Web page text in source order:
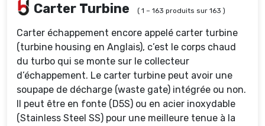
Carter Turbine ( 1 – 163 produits sur 163 )
Carter échappement encore appelé carter turbine
(turbine housing en Anglais), c’est le corps chaud
du turbo qui se monte sur le collecteur
d’échappement. Le carter turbine peut avoir une
soupape de décharge (waste gate) intégrée ou non.
Il peut être en fonte (D5S) ou en acier inoxydable
(Stainless Steel SS) pour une meilleure tenue à la